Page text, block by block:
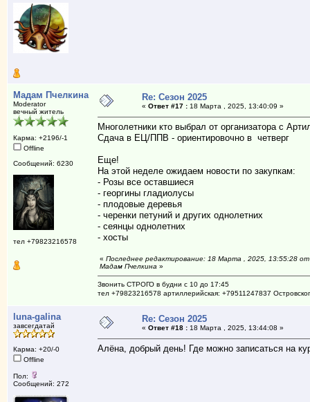
Мадам Пчелкина
Moderator
вечный житель
Карма: +2196/-1
Offline
Сообщений: 6230
тел +79823216578
Re: Сезон 2025
« Ответ #17 :18 Марта , 2025, 13:40:09 »
Многолетники кто выбрал от организатора с
Сдача в ЕЦ/ППВ - ориентировочно в четверг
Еще!
На этой неделе ожидаем новости по закупкам:
- Розы все оставшиеся
- георгины гладиолусы
- плодовые деревья
- черенки петуний и других однолетних
- сеянцы однолетних
- хосты
« Последнее редактирование: 18 Марта , 2025, 13:55:28 от
Мадам Пчелкина »
Звонить СТРОГО в будни с 10 до 17:45
тел +79823216578 артиллерийская: +79511247837
luna-galina
завсегдатай
Карма: +20/-0
Offline
Пол:
Сообщений: 272
Re: Сезон 2025
« Ответ #18 :18 Марта , 2025, 13:44:08 »
Алёна, добрый день! Где можно записаться на